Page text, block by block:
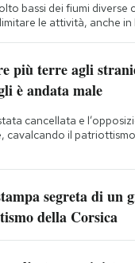
bassi dei fiumi diverse
le attività, anche in
più terre agli
è andata male
cancellata e
cavalcando il
segreta di un
della Corsica